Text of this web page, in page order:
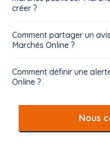
créer ?
Comment partager un
Marchés Online ?
Comment définir une
Online ?
Nous